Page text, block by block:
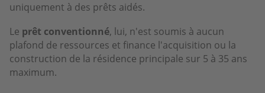
uniquement à des prêts aidés.
Le prêt conventionné, lui, n'est soumis à aucun
plafond de ressources et finance l'acquisition ou la
construction de la résidence principale sur 5 à 35 ans
maximum.